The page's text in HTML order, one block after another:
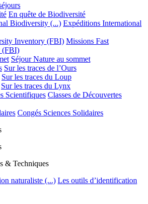
En quête de Biodiversité
Biodiversity (...) Expéditions International
Inventory (FBI) Missions Fast
(FBI)
Séjour Nature au sommet
Sur les traces de l’Ours
Sur les traces du Loup
Sur les traces du Lynx
Scientifiques Classes de Découvertes
Congés Sciences Solidaires
& Techniques
naturaliste (...) Les outils d’identification